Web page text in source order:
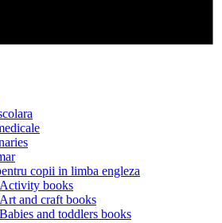
copii in limba engleza
Activity books
Art and craft books
Babies and toddlers books